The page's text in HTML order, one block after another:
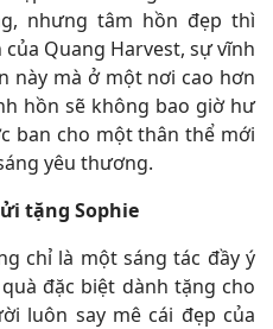
nhưng tâm hồn đẹp thì
Quang Harvest, sự vĩnh
này mà ở một nơi cao hơn
hồn sẽ không bao giờ hư
ban cho một thân thể mới
yêu thương.
tặng Sophie
chỉ là một sáng tác đầy ý
đặc biệt dành tặng cho
luôn say mê cái đẹp của